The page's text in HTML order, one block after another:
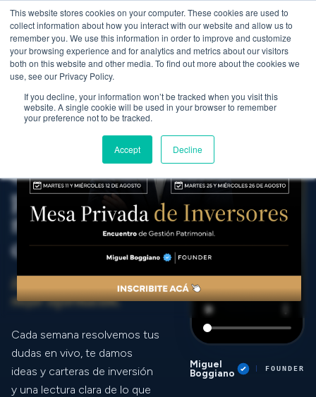
This website stores cookies on your computer. These cookies are used to
collect information about how you interact with our website and allow us to
remember you. We use this information in order to improve and customize
your browsing experience and for analytics and metrics about our visitors
both on this website and other media. To find out more about the cookies we
use, see our Privacy Policy.
If you decline, your information won’t be tracked when you visit this
website. A single cookie will be used in your browser to remember
your preference not to be tracked.
Accept Decline
WEALTH MANAGEMENT CDI MEMBRESÍA
LA MEMBRESÍA
Formá parte
entendé qué
pasa en el
mercado con
criterio.
Decidí tus inversiones con
mejor información.
Cada semana resolvemos tus
dudas en vivo, te damos
ideas y carteras de inversión
y una lectura clara de lo que
Miguel
Boggiano
FOUNDER